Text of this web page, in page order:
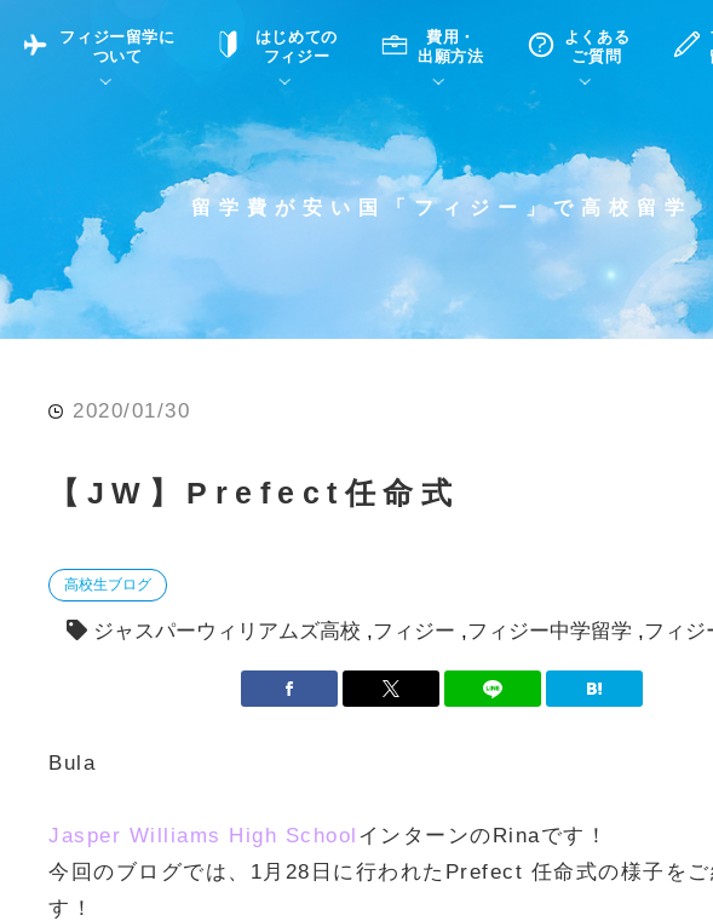
フィジー留学に
ついて
フィジー留学について 中学・高校留学の意義
はじめての
フィジー
滞在先
費用・
出願方法
高校留学
よくある
ご質問
フィジーでの生活Q&A ホームステイQ&A
現地高校Q&A
英語についてQ&A
フィジー留学通信TOP 学生インタビュー（在校生）
留学コラム
留学費が安い国「フィジー」で高校留学
2020/01/30
【JW】Prefect任命式
高校生ブログ
ジャスパーウィリアムズ高校 フィジー フィジー中学留学 フィジ
Bula
Jasper Williams High School インターンのRinaです！
今回のブログでは、1月28日に行われたPrefect 任命式の様子を
す！